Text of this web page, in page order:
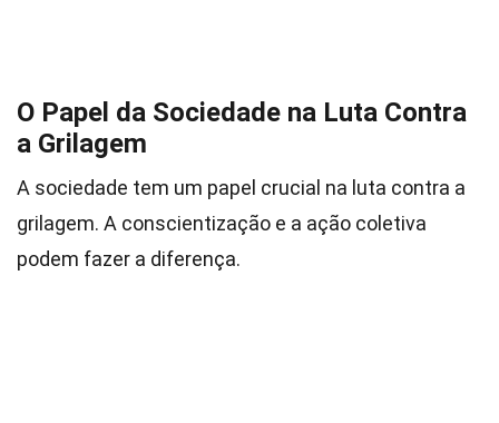
O Papel da Sociedade na Luta Contra
a Grilagem
A sociedade tem um papel crucial na luta contra a
grilagem. A conscientização e a ação coletiva
podem fazer a diferença.